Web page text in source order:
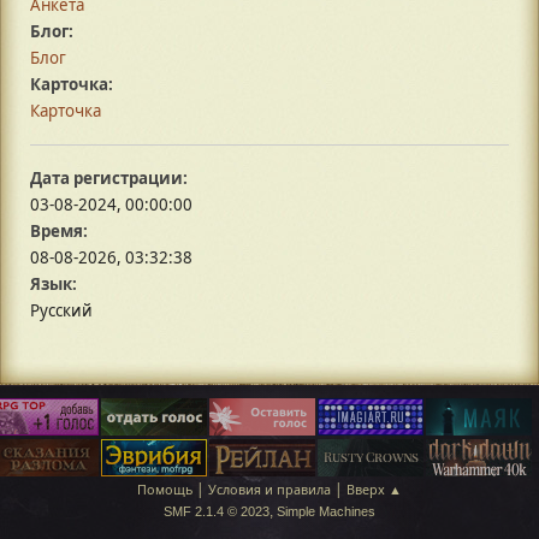
Анкета
Блог:
Блог
Карточка:
Карточка
Дата регистрации:
03-08-2024, 00:00:00
Время:
08-08-2026, 03:32:38
Язык:
Русский
Помощь | Условия и правила | Вверх ▲
SMF 2.1.4 © 2023, Simple Machines